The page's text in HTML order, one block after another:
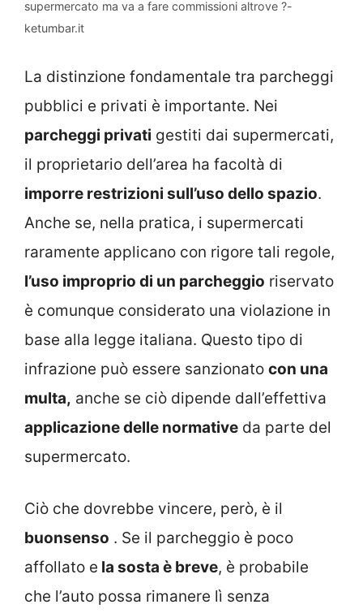
supermercato ma va a fare commissioni altrove ?-
ketumbar.it
La distinzione fondamentale tra parcheggi
pubblici e privati è importante. Nei
parcheggi privati gestiti dai supermercati,
il proprietario dell’area ha facoltà di
imporre restrizioni sull’uso dello spazio.
Anche se, nella pratica, i supermercati
raramente applicano con rigore tali regole,
l’uso improprio di un parcheggio riservato
è comunque considerato una violazione in
base alla legge italiana. Questo tipo di
infrazione può essere sanzionato con una
multa, anche se ciò dipende dall’effettiva
applicazione delle normative da parte del
supermercato.
Ciò che dovrebbe vincere, però, è il
buonsenso . Se il parcheggio è poco
affollato e la sosta è breve, è probabile
che l’auto possa rimanere lì senza